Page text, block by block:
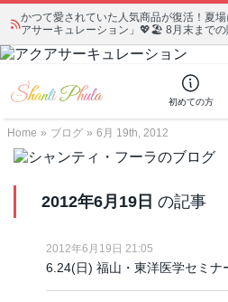
かつて愛されていた人気商品が復活！夏
アサーキュレーション」💖🏖️ 8月末までの
初めての方
Home » ブログ » 6月 19th, 2012
2012年6月19日 の記事
2012年6月19日 21:05
6.24(日) 福山・東洋医学セミ